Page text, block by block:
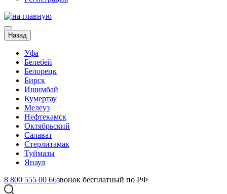
Назад
Уфа
Белебей
Белорецк
Бирск
Ишимбай
Кумертау
Мелеуз
Нефтекамск
Октябрьский
Салават
Стерлитамак
Туймазы
Янаул
8 800 555 00 66звонок бесплатный по РФ